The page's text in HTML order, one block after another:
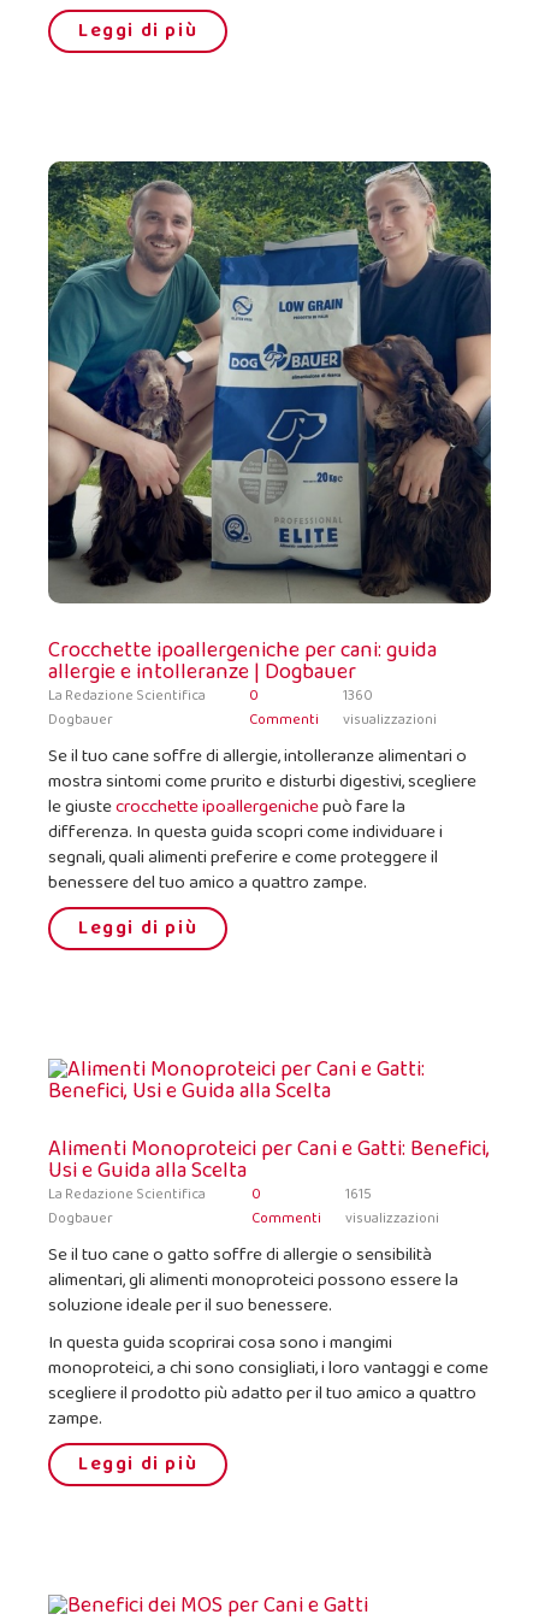
Leggi di più
Crocchette ipoallergeniche per cani: guida
allergie e intolleranze | Dogbauer
La Redazione Scientifica
Dogbauer
0
Commenti
1360
visualizzazioni
Se il tuo cane soffre di allergie, intolleranze alimentari o
mostra sintomi come prurito e disturbi digestivi, scegliere
le giustecrocchette ipoallergenichepuò fare la
differenza. In questa guida scopri come individuare i
segnali, quali alimenti preferire e come proteggere il
benessere del tuo amico a quattro zampe.
Leggi di più
Alimenti Monoproteici per Cani e Gatti: Benefici,
Usi e Guida alla Scelta
La Redazione Scientifica
Dogbauer
0
Commenti
1615
visualizzazioni
Se il tuo cane o gatto soffre di allergie o sensibilità
alimentari, gli alimenti monoproteici possono essere la
soluzione ideale per il suo benessere.
In questa guida scoprirai cosa sono i mangimi
monoproteici, a chi sono consigliati, i loro vantaggi e come
scegliere il prodotto più adatto per il tuo amico a quattro
zampe.
Leggi di più